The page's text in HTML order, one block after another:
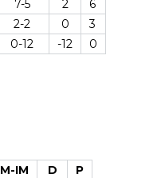
7-5 2
6
2-2 0
3
0-12 -12 0
IM D
P